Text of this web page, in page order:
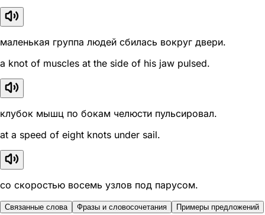
маленькая группа людей сбилась вокруг двери.
a knot of muscles at the side of his jaw pulsed.
клубок мышц по бокам челюсти пульсировал.
at a speed of eight knots under sail.
со скоростью восемь узлов под парусом.
Связанные слова Фразы и словосочетания Примеры предложений